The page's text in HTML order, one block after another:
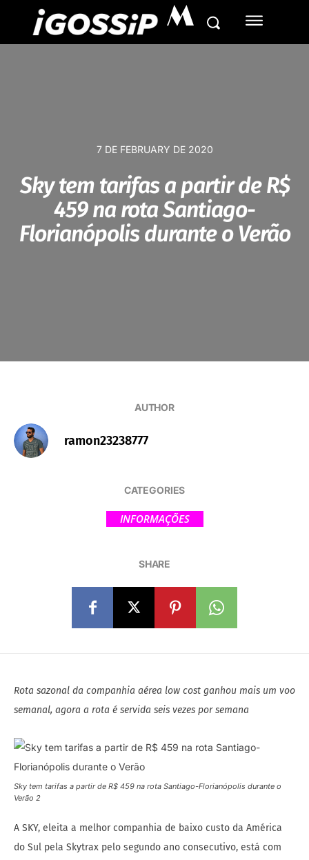
M
7 DE FEBRUARY DE 2020
Sky tem tarifas a partir de R$
459 na rota Santiago-
Florianópolis durante o Verão
AUTHOR
ramon23238777
CATEGORIES
INFORMAÇÕES
SHARE
Rota sazonal da companhia aérea low cost ganhou mais um voo
semanal, agora a rota é servida seis vezes por semana
Sky tem tarifas a partir de R$ 459 na rota Santiago-Florianópolis durante o
Verão 2
A SKY, eleita a melhor companhia de baixo custo da América
do Sul pela Skytrax pelo segundo ano consecutivo, está com